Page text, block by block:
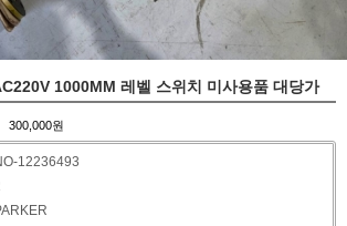
1000MM 레벨 스위치 미사용품 대당가
300,000원
12236493